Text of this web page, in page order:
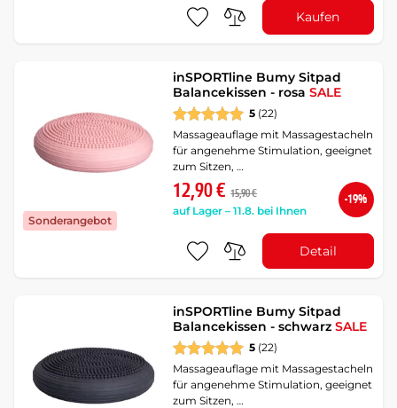
Kaufen
Sonderangebot
inSPORTline Bumy Sitpad
Balancekissen - rosaSALE
5 (22)
Massageauflage mit Massagestacheln
für angenehme Stimulation, geeignet
zum Sitzen, …
12,90 € 15,90 €
auf Lager – 11.8. bei Ihnen
-19%
Detail
inSPORTline Bumy Sitpad
Balancekissen - schwarzSALE
5 (22)
Massageauflage mit Massagestacheln
für angenehme Stimulation, geeignet
zum Sitzen, …